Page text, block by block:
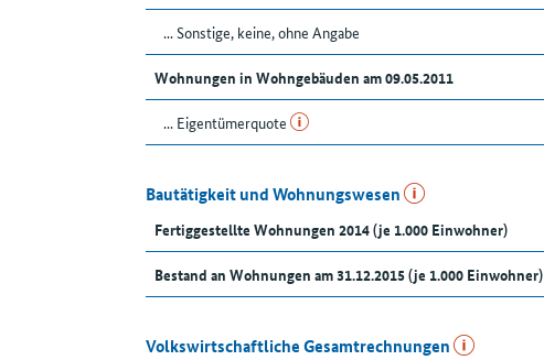
... Sonstige, keine, ohne Angabe
Wohnungen in Wohngebäuden am 09.05.2011
... Eigentümerquote
Bautätigkeit und Wohnungswesen
Fertiggestellte Wohnungen 2014 (je 1.000 Einwohner)
Bestand an Wohnungen am 31.12.2015 (je 1.000 Einwohner)
Volkswirtschaftliche Gesamtrechnungen